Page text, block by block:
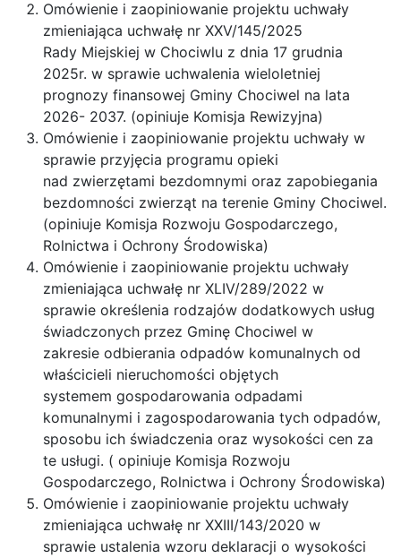
Omówienie i zaopiniowanie projektu uchwały
zmieniająca uchwałę nr XXV/145/2025
Rady Miejskiej w Chociwlu z dnia 17 grudnia
2025r. w sprawie uchwalenia wieloletniej
prognozy finansowej Gminy Chociwel na lata
2026- 2037. (opiniuje Komisja Rewizyjna)
Omówienie i zaopiniowanie projektu uchwały w
sprawie przyjęcia programu opieki
nad zwierzętami bezdomnymi oraz zapobiegania
bezdomności zwierząt na terenie Gminy Chociwel.
(opiniuje Komisja Rozwoju Gospodarczego,
Rolnictwa i Ochrony Środowiska)
Omówienie i zaopiniowanie projektu uchwały
zmieniająca uchwałę nr XLIV/289/2022 w
sprawie określenia rodzajów dodatkowych usług
świadczonych przez Gminę Chociwel w
zakresie odbierania odpadów komunalnych od
właścicieli nieruchomości objętych
systemem gospodarowania odpadami
komunalnymi i zagospodarowania tych odpadów,
sposobu ich świadczenia oraz wysokości cen za
te usługi. ( opiniuje Komisja Rozwoju
Gospodarczego, Rolnictwa i Ochrony Środowiska)
Omówienie i zaopiniowanie projektu uchwały
zmieniająca uchwałę nr XXIII/143/2020 w
sprawie ustalenia wzoru deklaracji o wysokości